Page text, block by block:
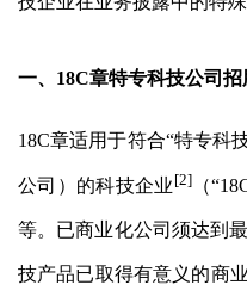
一、18C章特专科技公司
18C章适用于符合“特专科
公司）的科技企业 [2]（
等。已商业化公司须达到
技产品已取得有意义的商